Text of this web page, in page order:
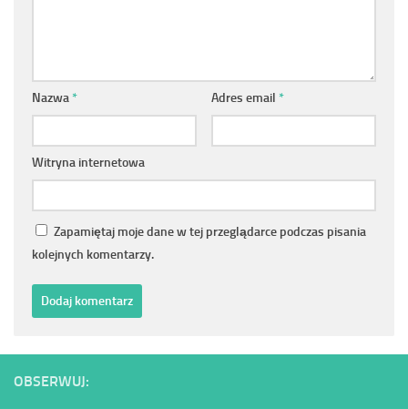
Nazwa* Adres email *
Witryna internetowa
Zapamiętaj moje dane w tej przeglądarce podczas pisania
kolejnych komentarzy.
OBSERWUJ: